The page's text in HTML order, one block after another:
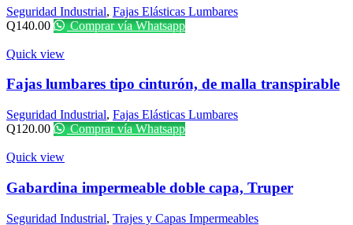
Seguridad Industrial, Fajas Elásticas Lumbares
Q140.00 Comprar vía Whatsapp
Quick view
Fajas lumbares tipo cinturón, de malla transpirable
Seguridad Industrial, Fajas Elásticas Lumbares
Q120.00 Comprar vía Whatsapp
Quick view
Gabardina impermeable doble capa, Truper
Seguridad Industrial, Trajes y Capas Impermeables